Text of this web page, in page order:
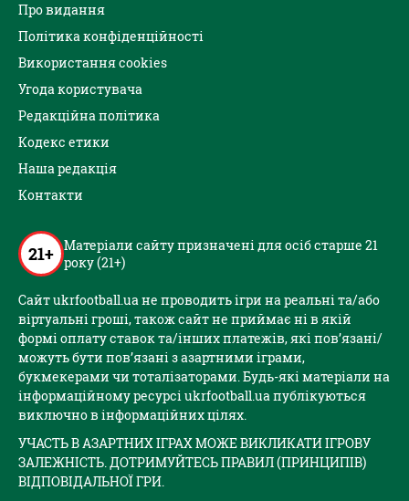
Про видання
Політика конфіденційності
Використання cookies
Угода користувача
Редакційна політика
Кодекс етики
Наша редакція
Контакти
21+ Матеріали сайту призначені для осіб старше 21
року (21+)
Сайт ukrfootball.ua не проводить ігри на реальні та/або
віртуальні гроші, також сайт не приймає ні в якій
формі оплату ставок та/інших платежів, які пов’язані/
можуть бути пов’язані з азартними іграми,
букмекерами чи тоталізаторами. Будь-які матеріали на
інформаційному ресурсі ukrfootball.ua публікуються
виключно в інформаційних цілях.
УЧАСТЬ В АЗАРТНИХ ІГРАХ МОЖЕ ВИКЛИКАТИ ІГРОВУ
ЗАЛЕЖНІСТЬ. ДОТРИМУЙТЕСЬ ПРАВИЛ (ПРИНЦИПІВ)
ВІДПОВІДАЛЬНОЇ ГРИ.